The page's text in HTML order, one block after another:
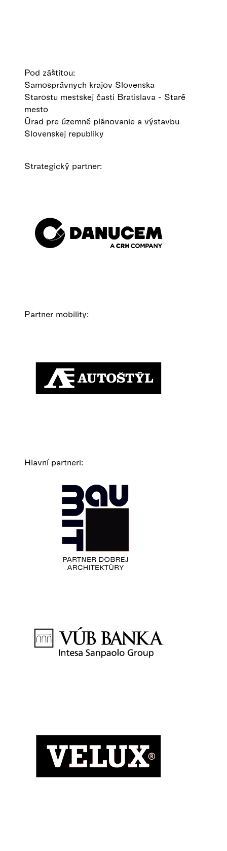
Pod záštitou:
Samosprávnych krajov Slovenska
Starostu mestskej časti Bratislava - Staré
mesto
Úrad pre územné plánovanie a výstavbu
Slovenskej republiky
Strategický partner:
Partner mobility:
Hlavní partneri: